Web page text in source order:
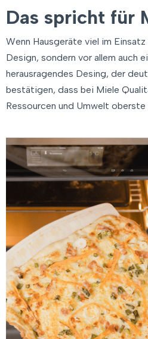
Das spricht für
Wenn Hausgeräte viel im
Design, sondern vor allem auch
herausragendes Desing, der
bestätigen, dass bei Miele
Ressourcen und Umwelt